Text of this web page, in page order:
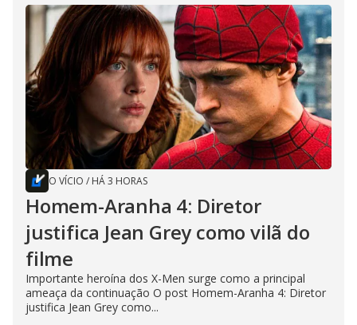
O VÍCIO / HÁ 3 HORAS
Homem-Aranha 4: Diretor
justifica Jean Grey como vilã do
filme
Importante heroína dos X-Men surge como a principal
ameaça da continuação O post Homem-Aranha 4: Diretor
justifica Jean Grey como...